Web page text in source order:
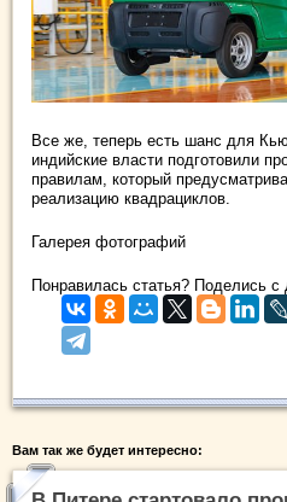
Все же, теперь есть шанс для
индийские власти подготовили
правилам, который
реализацию квадрациклов.
Галерея фотографий
Понравилась статья? Поделись с
Вам так же будет интересно: